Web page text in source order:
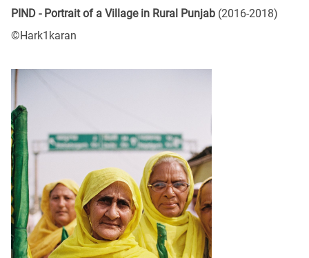
PIND - Portrait of a Village in Rural Punjab (2016-2018)
©Hark1karan